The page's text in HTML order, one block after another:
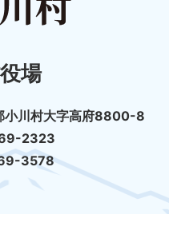
場
小川村大字高府8800-8
2323
3578